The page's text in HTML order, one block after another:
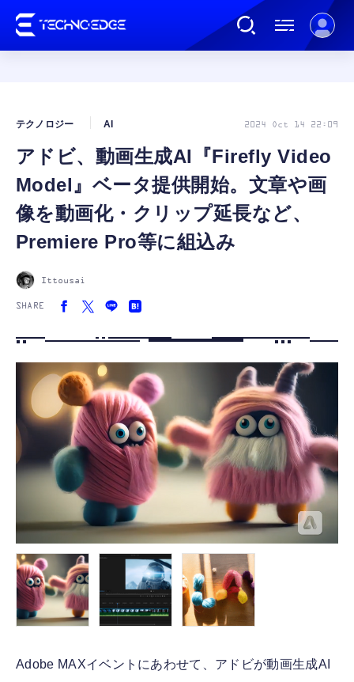
AI
ガジェット
ゲーム
カルチャー
FOLLOW US
アドビ、動画生成AI『Firefly Video
Model』ベータ提供開始。文章や画
像を動画化・クリップ延長など、
Premiere Pro等に組込み
テクノロジー AI 2024 Oct 14 22:09
Ittousai
SHARE
Adobe MAXイベントにあわせて、アドビが動画生成AI